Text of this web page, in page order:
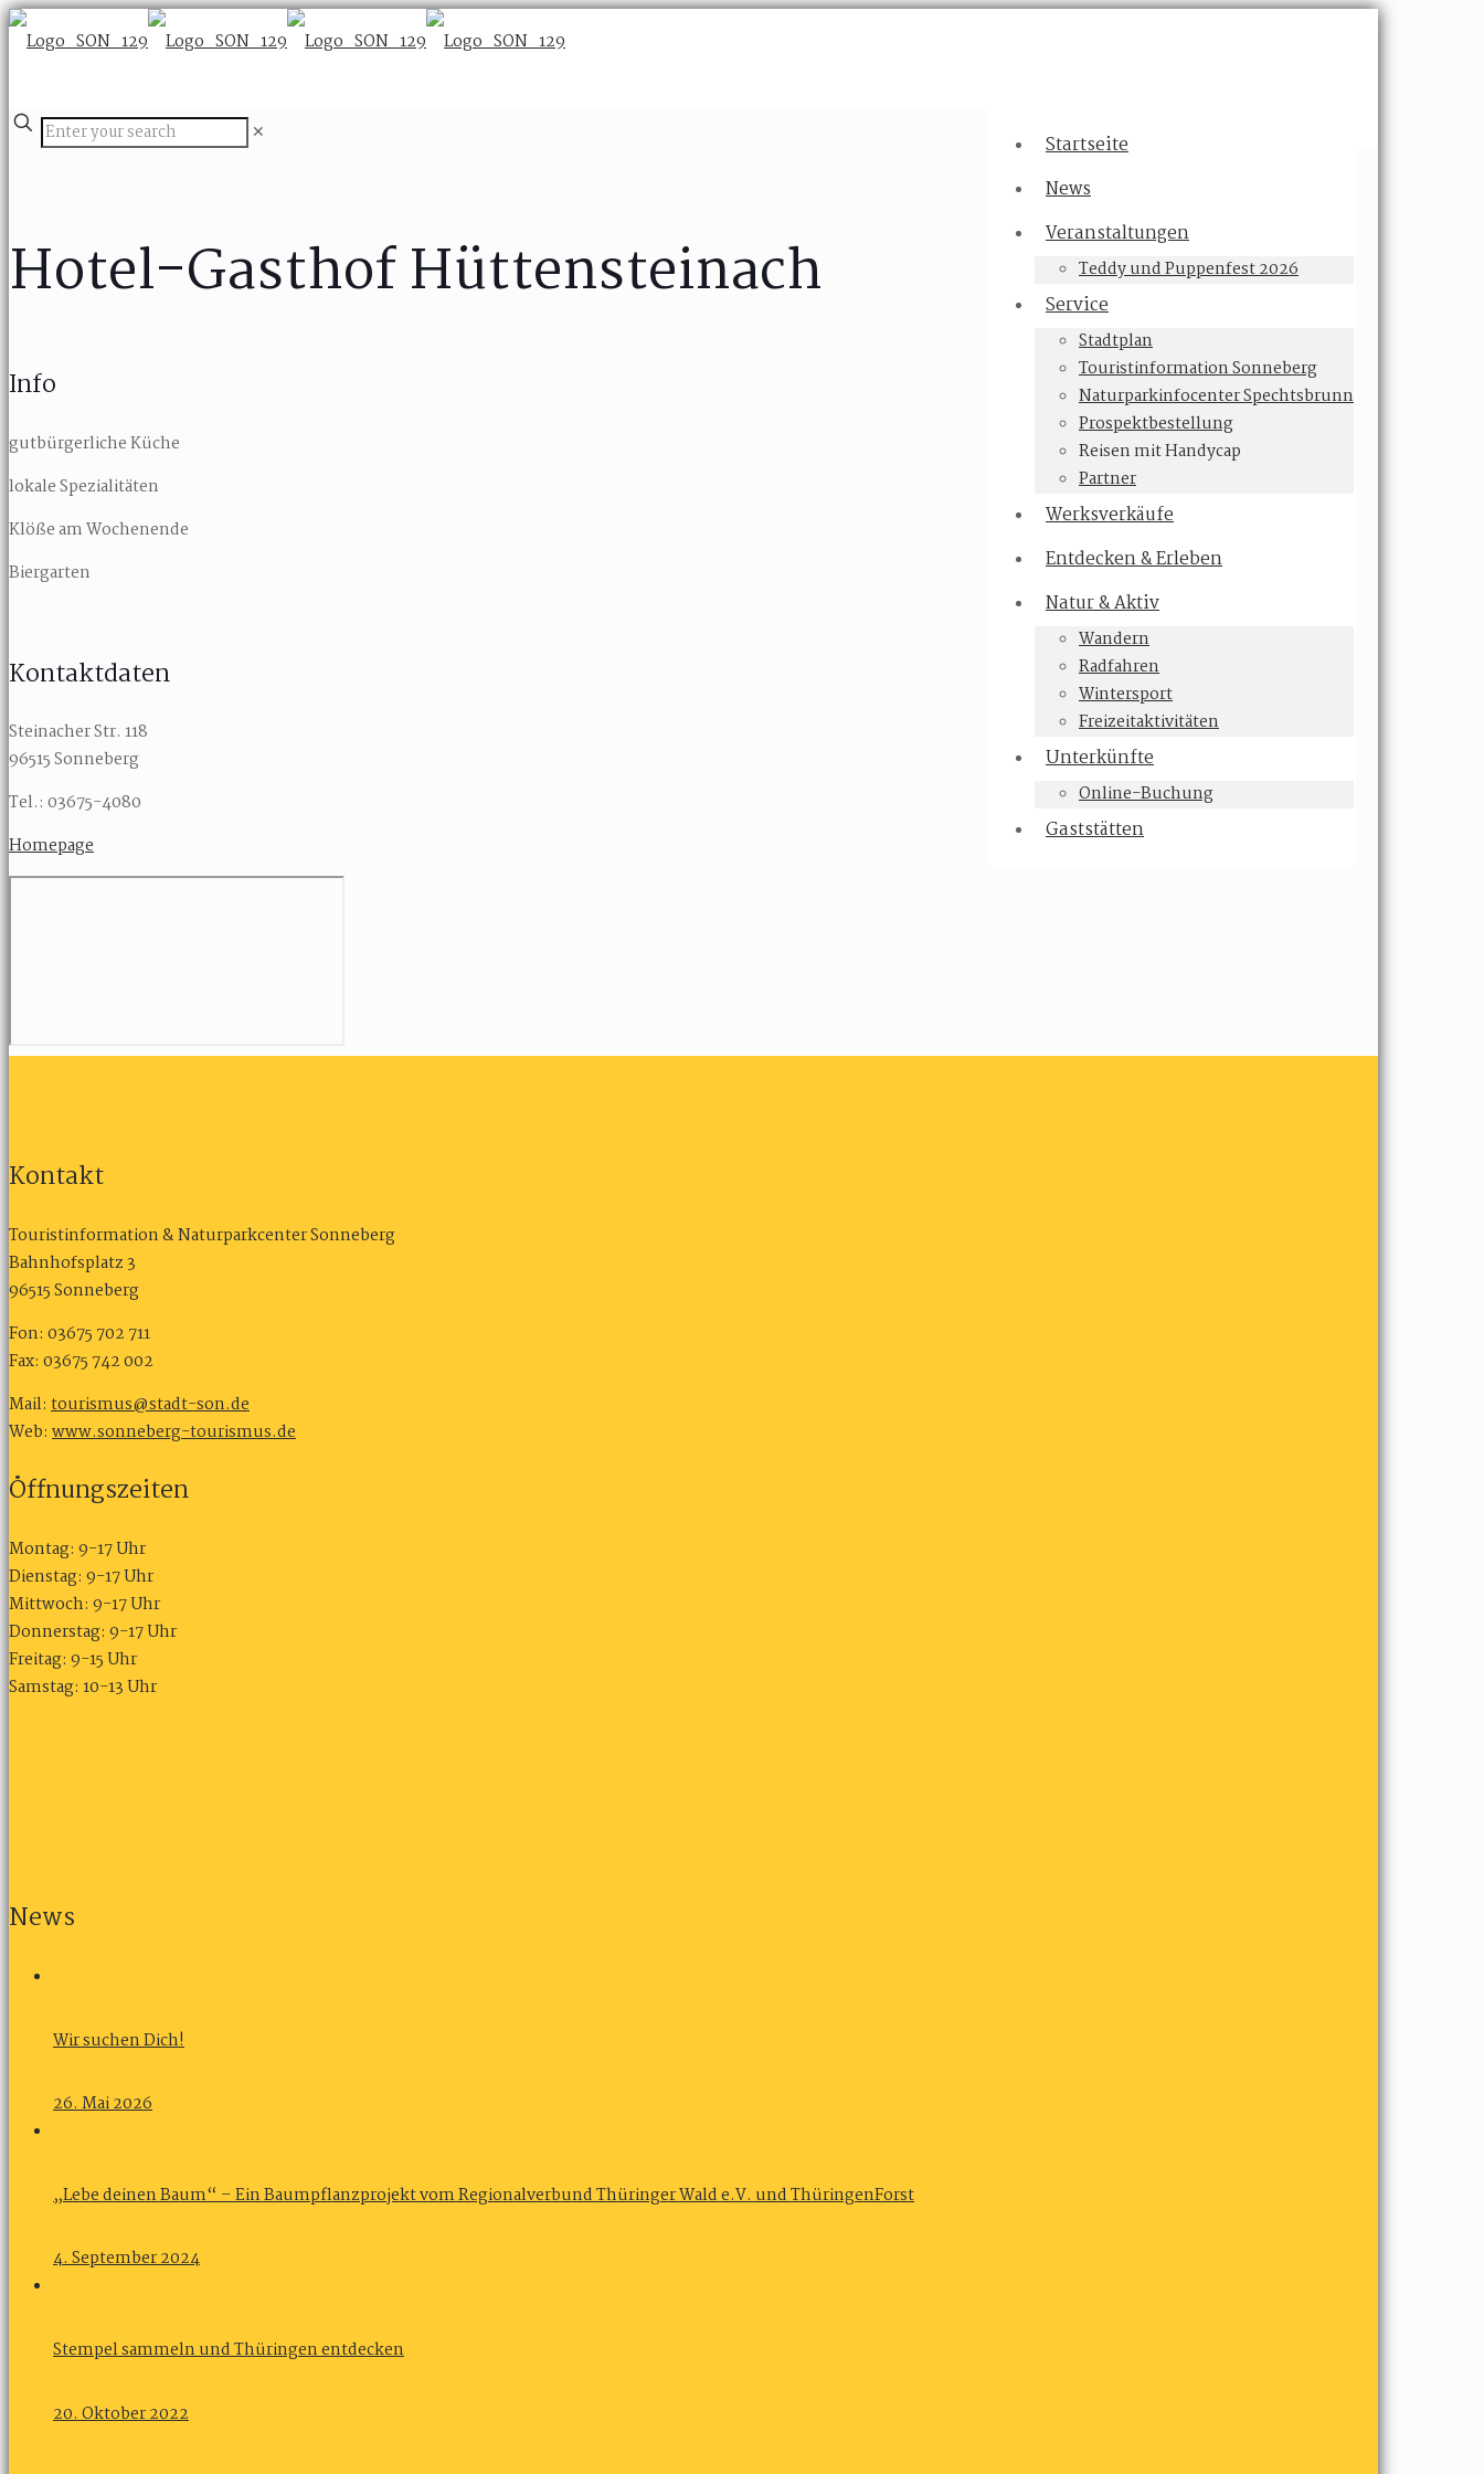
Startseite
News
Veranstaltungen
Teddy und Puppenfest 2026
Service
Stadtplan
Touristinformation Sonneberg
Naturparkinfocenter Spechtsbrunn
Prospektbestellung
Reisen mit Handycap
Partner
Werksverkäufe
Entdecken & Erleben
Natur & Aktiv
Wandern
Radfahren
Wintersport
Freizeitaktivitäten
Unterkünfte
Online-Buchung
Gaststätten
✕
Hotel-Gasthof Hüttensteinach
Info
gutbürgerliche Küche
lokale Spezialitäten
Klöße am Wochenende
Biergarten
Kontaktdaten
Steinacher Str. 118
96515 Sonneberg
Tel.: 03675-4080
Homepage
Kontakt
Touristinformation & Naturparkcenter Sonneberg
Bahnhofsplatz 3
96515 Sonneberg
Fon: 03675 702 711
Fax: 03675 742 002
Mail: tourismus@stadt-son.de
Web: www.sonneberg-tourismus.de
Öffnungszeiten
Montag: 9-17 Uhr
Dienstag: 9-17 Uhr
Mittwoch: 9-17 Uhr
Donnerstag: 9-17 Uhr
Freitag: 9-15 Uhr
Samstag: 10-13 Uhr
News
Wir suchen Dich!
26. Mai 2026
„Lebe deinen Baum“ – Ein Baumpflanzprojekt vom Regionalverbund Thüringer Wald e.V. und ThüringenForst
4. September 2024
Stempel sammeln und Thüringen entdecken
20. Oktober 2022